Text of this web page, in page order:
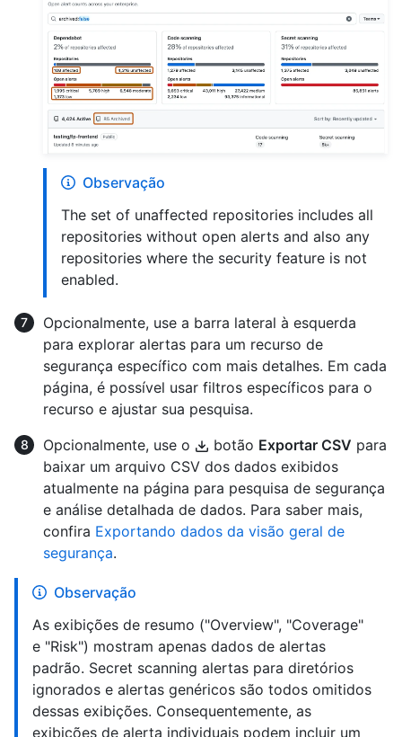
Observação
The set of unaffected repositories includes all
repositories without open alerts and also any
repositories where the security feature is not
enabled.
Opcionalmente, use a barra lateral à esquerda
para explorar alertas para um recurso de
segurança específico com mais detalhes. Em cada
página, é possível usar filtros específicos para o
recurso e ajustar sua pesquisa.
Opcionalmente, use o
botão Exportar CSV para
baixar um arquivo CSV dos dados exibidos
atualmente na página para pesquisa de segurança
e análise detalhada de dados. Para saber mais,
confira Exportando dados da visão geral de
segurança.
Observação
As exibições de resumo ("Overview", "Coverage"
e "Risk") mostram apenas dados de alertas
padrão. Secret scanning alertas para diretórios
ignorados e alertas genéricos são todos omitidos
dessas exibições. Consequentemente, as
exibições de alerta individuais podem incluir um